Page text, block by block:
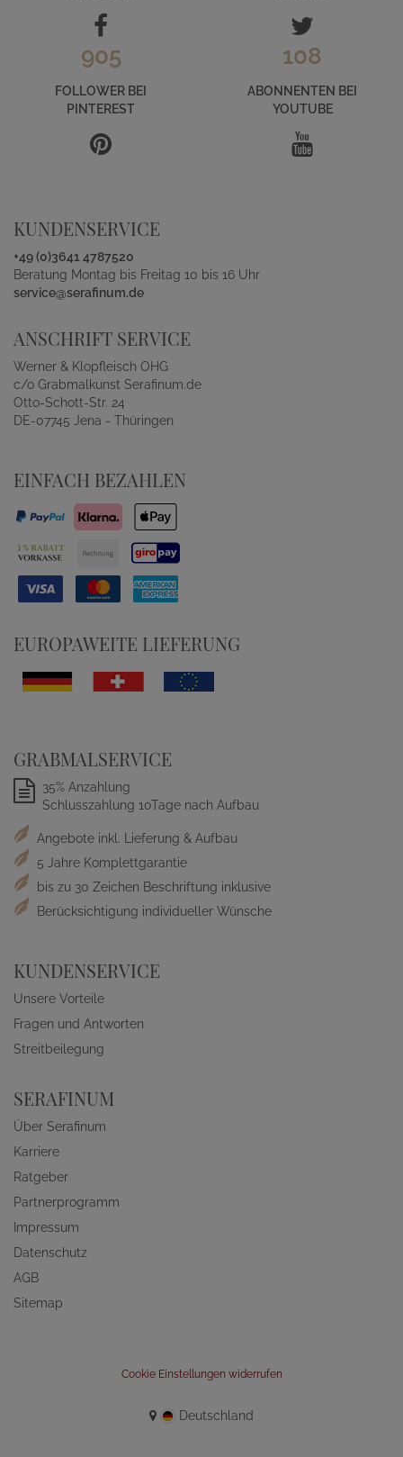
905
FOLLOWER BEI
PINTEREST
108
ABONNENTEN BEI
YOUTUBE
KUNDENSERVICE
+49 (0)3641 4787520
Beratung Montag bis Freitag 10 bis 16 Uhr
service@serafinum.de
ANSCHRIFT SERVICE
Werner & Klopfleisch OHG
c/o Grabmalkunst Serafinum.de
Otto-Schott-Str. 24
DE-07745 Jena - Thüringen
EINFACH BEZAHLEN
EUROPAWEITE LIEFERUNG
GRABMALSERVICE
35% Anzahlung
Schlusszahlung 10Tage nach Aufbau
Angebote inkl. Lieferung & Aufbau
5 Jahre Komplettgarantie
bis zu 30 Zeichen Beschriftung inklusive
Berücksichtigung individueller Wünsche
KUNDENSERVICE
Unsere Vorteile
Fragen und Antworten
Streitbeilegung
SERAFINUM
Über Serafinum
Karriere
Ratgeber
Partnerprogramm
Impressum
Datenschutz
AGB
Sitemap
Cookie Einstellungen widerrufen
Deutschland